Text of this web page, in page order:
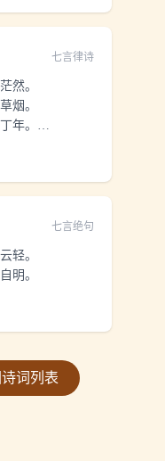
七言律诗
然。
烟。
年。
川。
七言绝句
轻。
明。
词列表